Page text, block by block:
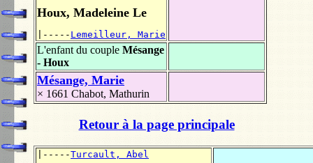
Houx, Madeleine Le
|----- Lemeilleur, Marie
L'enfant du couple Mésange
- Houx
Mésange, Marie
× 1661 Chabot, Mathurin
Retour à la page principale
|-----Turcault, Abel